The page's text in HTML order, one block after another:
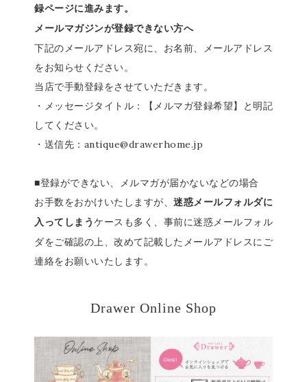
録ページに進みます。
メールマガジンが登録できない方へ
下記のメールアドレス宛に、お名前、メールアドレス
をお知らせください。
当店で手動登録をさせていただきます。
・メッセージタイトル：【メルマガ登録希望】と明記
してください。
・送信先：antique@drawerhome.jp
■登録ができない、メルマガが届かないなどの場合
お手数をおかけいたしますが、 迷惑メールフォルダに
入ってしまう ケースも多く、事前に迷惑メールフォル
ダをご確認の上、改めて記載したメールアドレスにご
連絡をお願いいたします。
Drawer Online Shop